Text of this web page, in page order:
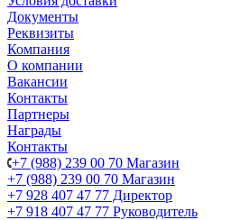
Документы
Реквизиты
Компания
О компании
Вакансии
Контакты
Партнеры
Награды
Контакты
+7 (988) 239 00 70 Магазин
+7 (988) 239 00 70 Магазин
+7 928 407 47 77 Директор
+7 918 407 47 77 Руководитель